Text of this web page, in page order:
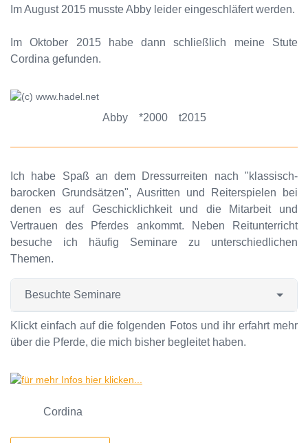
Im August 2015 musste Abby leider eingeschläfert werden.
Im Oktober 2015 habe dann schließlich meine Stute
Cordina gefunden.
Abby *2000 t2015
Ich habe Spaß an dem Dressurreiten nach "klassisch-
barocken Grundsätzen", Ausritten und Reiterspielen bei
denen es auf Geschicklichkeit und die Mitarbeit und
Vertrauen des Pferdes ankommt. Neben Reitunterricht
besuche ich häufig Seminare zu unterschiedlichen
Themen.
Besuchte Seminare
Klickt einfach auf die folgenden Fotos und ihr erfahrt mehr
über die Pferde, die mich bisher begleitet haben.
Cordina